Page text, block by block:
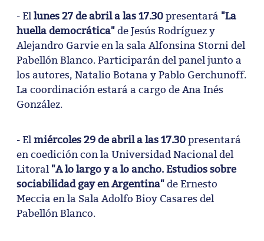
- Ellunes 27 de abril a las 17.30presentará "La
huella democrática"de Jesús Rodríguez y
Alejandro Garvie en la sala Alfonsina Storni del
Pabellón Blanco. Participarán del panel junto a
los autores, Natalio Botana y Pablo Gerchunoff.
La coordinación estará a cargo de Ana Inés
González.
- Elmiércoles 29 de abril a las 17.30presentará
en coedición con la Universidad Nacional del
Litoral"A lo largo y a lo ancho. Estudios sobre
sociabilidad gay en Argentina"de Ernesto
Meccia en la Sala Adolfo Bioy Casares del
Pabellón Blanco.